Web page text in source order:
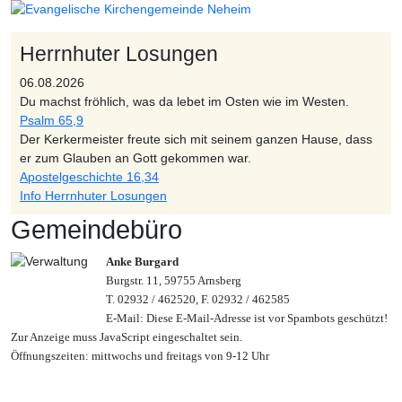
Herrnhuter Losungen
06.08.2026
Du machst fröhlich, was da lebet im Osten wie im Westen.
Psalm 65,9
Der Kerkermeister freute sich mit seinem ganzen Hause, dass
er zum Glauben an Gott gekommen war.
Apostelgeschichte 16,34
Info Herrnhuter Losungen
Gemeindebüro
Anke Burgard
Burgstr. 11, 59755 Arnsberg
T. 02932 / 462520, F. 02932 / 462585
E-Mail: Diese E-Mail-Adresse ist vor Spambots geschützt!
Zur Anzeige muss JavaScript eingeschaltet sein.
Öffnungszeiten: mittwochs und freitags von 9-12 Uhr